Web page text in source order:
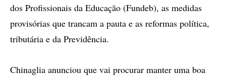
dos Profissionais da Educação (Fundeb), as medidas
provisórias que trancam a pauta e as reformas política,
tributária e da Previdência.
Chinaglia anunciou que vai procurar manter uma boa